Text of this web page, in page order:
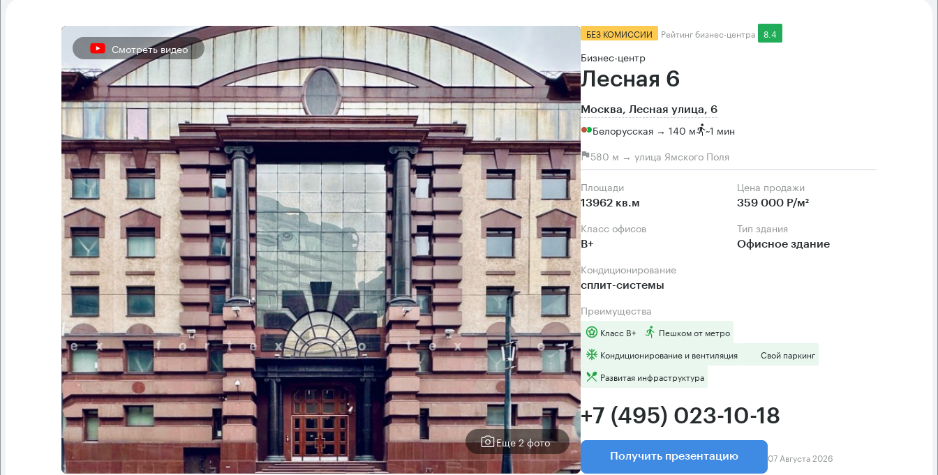
Смотреть видео
Еще 2 фото
БЕЗ КОМИССИИ Рейтинг бизнес-центра 8.4
Бизнес-центр
Лесная 6
Москва, Лесная улица, 6
Белорусская → 140 м ~1 мин
580 м → улица Ямского Поля
Площади
13962 кв.м
Цена продажи
359 000 Р/м²
Класс офисов
B+
Тип здания
Офисное здание
Кондиционирование
сплит-системы
Преимущества
Класс B+
Пешком от метро
Кондиционирование и вентиляция
Свой паркинг
Развитая инфраструктура
+7 (495) 023-10-18
Получить презентацию 07 Августа 2026